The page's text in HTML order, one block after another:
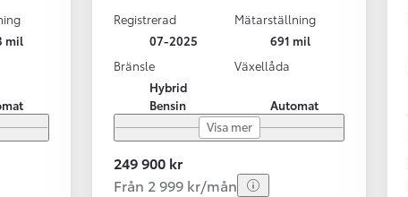
mil
Registrerad
07-2025
Mätarställning
691 mil
Bränsle
Hybrid
Bensin
Växellåda
Automat
Visa mer
249 900 kr
Från 2 999 kr/mån